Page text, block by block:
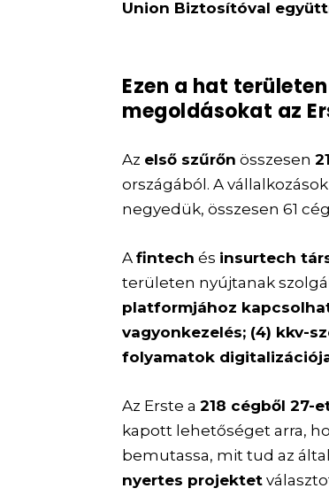
Union Biztosítóval
Ezen a hat
megoldásokat az
Az első szűrőn összesen
országából. A
negyedük, összesen 61
Afintech és insurtech
területen nyújtanak
platformjához
vagyonkezelés; (4) kkv-
folyamatok
Az Erste a218 cégből 27-
kapott lehetőséget arra,
bemutassa, mit tud az
nyertes projektet